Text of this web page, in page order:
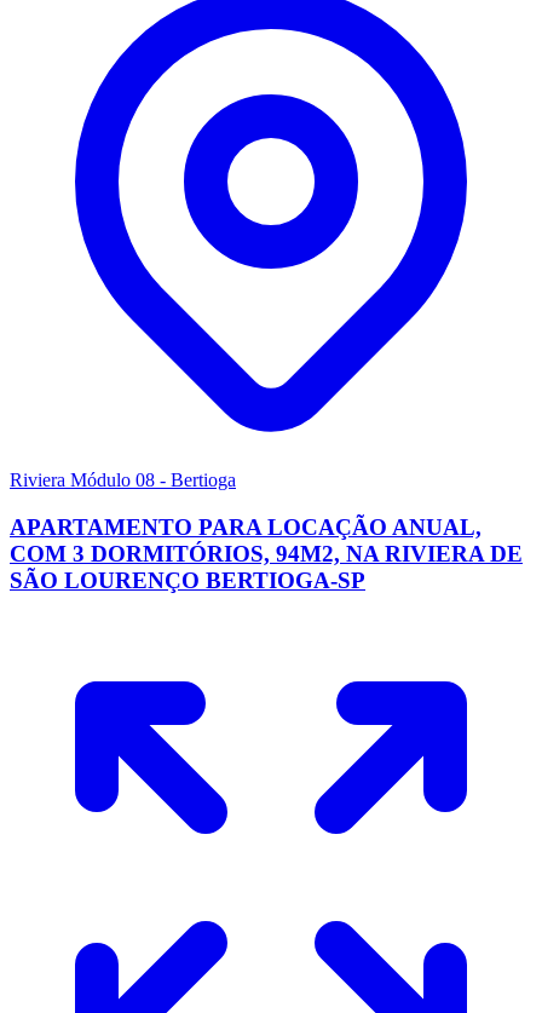
Riviera Módulo 08 - Bertioga
APARTAMENTO PARA LOCAÇÃO ANUAL,
COM 3 DORMITÓRIOS, 94M2, NA RIVIERA DE
SÃO LOURENÇO BERTIOGA-SP